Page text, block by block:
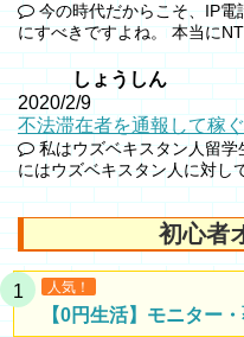
今の時代だからこそ、IP電
にすべきですよね。 本当に
しょうしん
2020/2/9
不法滞在者を通報して稼
私はウズベキスタン人留学
にはウズベキスタン人に対し
初心者
人気！
【0円生活】モニター